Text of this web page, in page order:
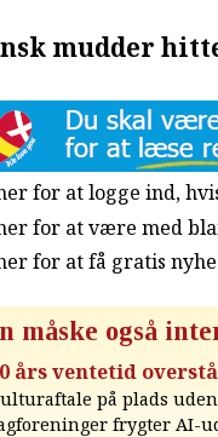
mudder
for at logge ind,
for at være med
for at få gratis
måske også
års ventetid
på plads
frygter AI-